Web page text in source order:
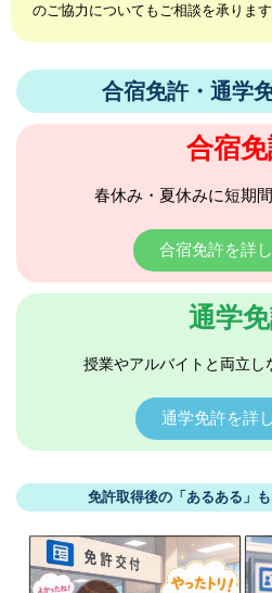
のご協力についてもご相談を承ります
合宿免許・通学
合宿
春休み・夏休みに短期
合宿免許を詳
通学
授業やアルバイトと両立し
通学免許を詳
免許取得後の「あるある」